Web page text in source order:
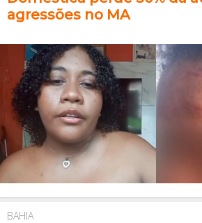
agressões no MA
BAHIA